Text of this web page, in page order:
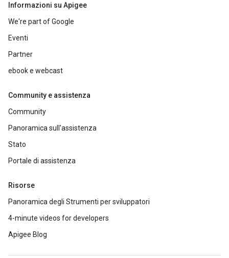
Informazioni su Apigee
We're part of Google
Eventi
Partner
ebook e webcast
Community e assistenza
Community
Panoramica sull'assistenza
Stato
Portale di assistenza
Risorse
Panoramica degli Strumenti per sviluppatori
4-minute videos for developers
Apigee Blog